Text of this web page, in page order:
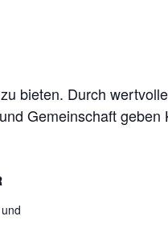
bieten. Durch
Gemeinschaft geben